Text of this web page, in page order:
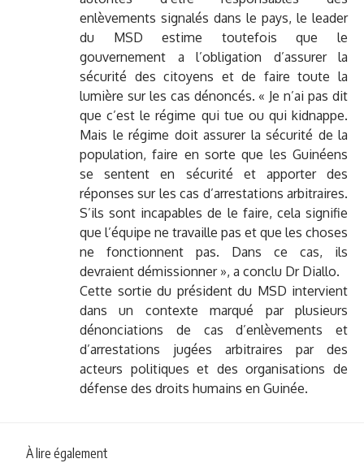
enlèvements signalés dans le pays, le leader
du MSD estime toutefois que le
gouvernement a l’obligation d’assurer la
sécurité des citoyens et de faire toute la
lumière sur les cas dénoncés. « Je n’ai pas dit
que c’est le régime qui tue ou qui kidnappe.
Mais le régime doit assurer la sécurité de la
population, faire en sorte que les Guinéens
se sentent en sécurité et apporter des
réponses sur les cas d’arrestations arbitraires.
S’ils sont incapables de le faire, cela signifie
que l’équipe ne travaille pas et que les choses
ne fonctionnent pas. Dans ce cas, ils
devraient démissionner », a conclu Dr Diallo.
Cette sortie du président du MSD intervient
dans un contexte marqué par plusieurs
dénonciations de cas d’enlèvements et
d’arrestations jugées arbitraires par des
acteurs politiques et des organisations de
défense des droits humains en Guinée.
À lire également